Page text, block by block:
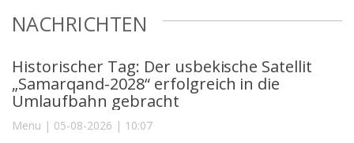
NACHRICHTEN
Historischer Tag: Der usbekische Satellit
„Samarqand-2028“ erfolgreich in die
Umlaufbahn gebracht
Menu | 05-08-2026 | 10:07